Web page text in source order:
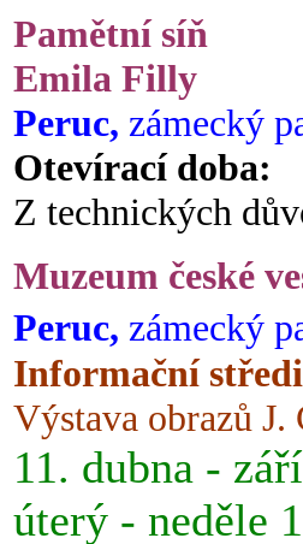
Pamětní síň
Emila Filly
Peruc, zámecký
Otevírací doba:
Z technických
Muzeum české
Peruc, zámecký
Informační
Výstava obrazů J.
11. dubna - září
úterý - neděle